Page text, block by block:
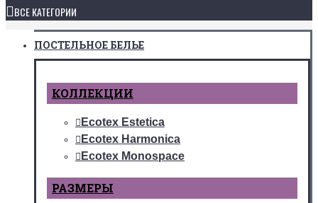
ВСЕ КАТЕГОРИИ
ПОСТЕЛЬНОЕ БЕЛЬЕ
КОЛЛЕКЦИИ
Ecotex Estetica
Ecotex Harmonica
Ecotex Monospace
РАЗМЕРЫ